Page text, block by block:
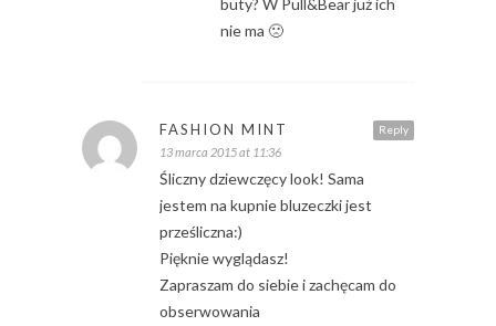
nie ma 🙁
Reply
FASHION MINT
13 marca 2015 at 11:36
Śliczny dziewczęcy look! Sama
jestem na kupnie bluzeczki jest
prześliczna:)
Pięknie wyglądasz!
Zapraszam do siebie i zachęcam do
obserwowania